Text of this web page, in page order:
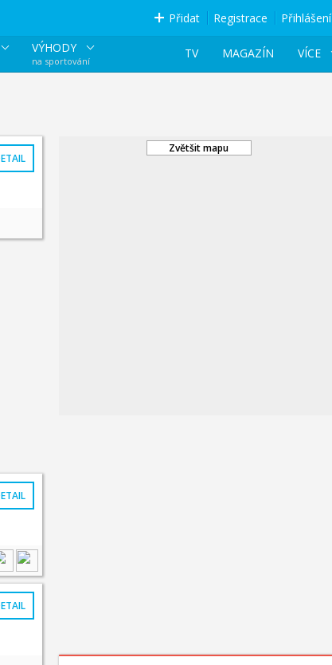
Přidat Registrace Přihlášení
VÝHODY
na sportování
VÍCE
MAGAZÍN
TV
Zvětšit mapu